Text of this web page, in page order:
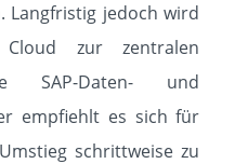
Langfristig jedoch wird
zur zentralen
SAP-Daten- und
empfiehlt es sich für
schrittweise zu